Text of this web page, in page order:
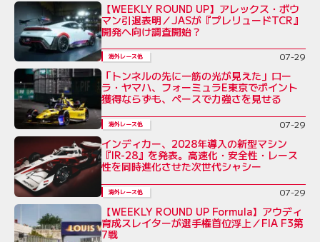
【WEEKLY ROUND UP】アレックス・ボウ
マン引退表明／JASが『プレリュードTCR』
開発へ向け調査開始？
海外レース他 07-29
「トンネルの先に一筋の光が見えた」ロー
ラ・ヤマハ、フォーミュラE東京でポイント
獲得ならずも、ペースで力強さを見せる
海外レース他 07-29
インディカー、2028年導入の新型マシン
『IR-28』を発表。高速化・安全性・レース
性を同時進化させた次世代シャシー
海外レース他 07-29
【WEEKLY ROUND UP Formula】アウディ
育成スレイターが選手権首位浮上／FIA F3第
7戦